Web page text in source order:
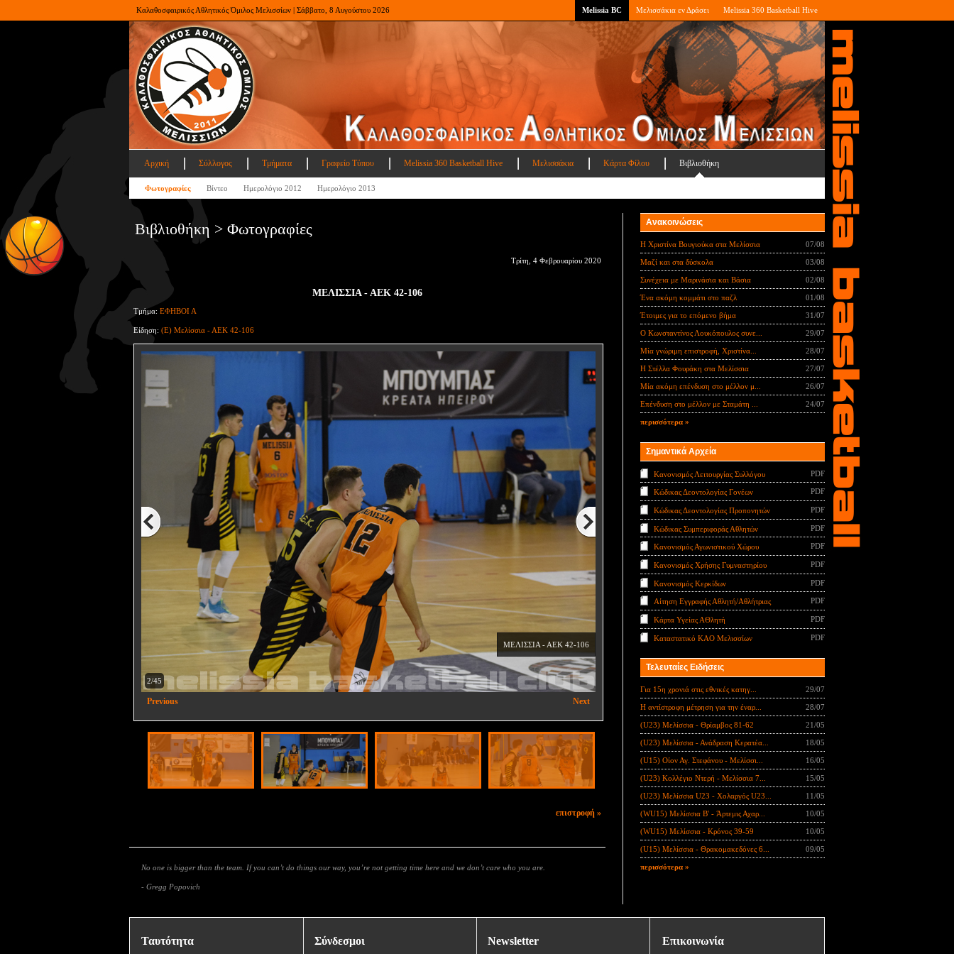
Καλαθοσφαιρικός Αθλητικός Όμιλος Μελισσίων | Σάββατο, 8 Αυγούστου 2026 Melissia BC Μελισσάκια εν Δράσει Melissia 360 Basketball Hive
Αρχική Σύλλογος Τμήματα Γραφείο Τύπου Melissia 360 Basketball Hive Μελισσάκια Κάρτα Φίλου Βιβλιοθήκη
Φωτογραφίες Βίντεο Ημερολόγιο 2012 Ημερολόγιο 2013
Βιβλιοθήκη > Φωτογραφίες
Τρίτη, 4 Φεβρουαρίου 2020
ΜΕΛΙΣΣΙΑ - ΑΕΚ 42-106
Τμήμα: ΕΦΗΒΟΙ Α
Είδηση: (Ε) Μελίσσια - ΑΕΚ 42-106
2/45
ΜΕΛΙΣΣΙΑ - ΑΕΚ 42-106
Previous Next
επιστροφή »
No one is bigger than the team. If you can’t do things our way, you’re not getting time here and we don’t care who you are.
- Gregg Popovich
Ανακοινώσεις
Η Χριστίνα Βουγιούκα στα Μελίσσια 07/08
Μαζί και στα δύσκολα 03/08
Συνέχεια με Μαρινάσια και Βάσια 02/08
Ένα ακόμη κομμάτι στο παζλ 01/08
Έτοιμες για το επόμενο βήμα 31/07
Ο Κωνσταντίνος Λουκόπουλος συνε... 29/07
Μία γνώριμη επιστροφή, Χριστίνα... 28/07
Η Στέλλα Φουράκη στα Μελίσσια 27/07
Μία ακόμη επένδυση στο μέλλον μ... 26/07
Επένδυση στο μέλλον με Σταμάτη ... 24/07
περισσότερα »
Σημαντικά Αρχεία
Κανονισμός Λειτουργίας Συλλόγου PDF
Κώδικας Δεοντολογίας Γονέων PDF
Κώδικας Δεοντολογίας Προπονητών PDF
Κώδικας Συμπεριφοράς Αθλητών PDF
Κανονισμός Αγωνιστικού Χώρου PDF
Κανονισμός Χρήσης Γυμναστηρίου PDF
Κανονισμός Κερκίδων PDF
Αίτηση Εγγραφής Αθλητή/Αθλήτριας PDF
Κάρτα Υγείας ΑΘλητή PDF
Καταστατικό ΚΑΟ Μελισσίων PDF
Τελευταίες Ειδήσεις
Για 15η χρονιά στις εθνικές κατηγ... 29/07
Η αντίστροφη μέτρηση για την έναρ... 28/07
(U23) Μελίσσια - Θρίαμβος 81-62 21/05
(U23) Μελίσσια - Ανάδραση Κερατέα... 18/05
(U15) Οίον Αγ. Στεφάνου - Μελίσσι... 16/05
(U23) Κολλέγιο Ντερή - Μελίσσια 7... 15/05
(U23) Μελίσσια U23 - Χολαργός U23... 11/05
(WU15) Μελίσσια B' - Άρτεμις Αχαρ... 10/05
(WU15) Μελίσσια - Κρόνος 39-59 10/05
(U15) Μελίσσια - Θρακομακεδόνες 6... 09/05
περισσότερα »
Ταυτότητα Σύνδεσμοι Newsletter Επικοινωνία